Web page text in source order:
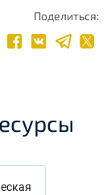
Поделиться: